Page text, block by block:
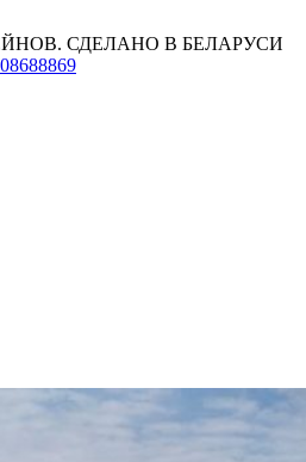
СДЕЛАНО В БЕЛАРУСИ